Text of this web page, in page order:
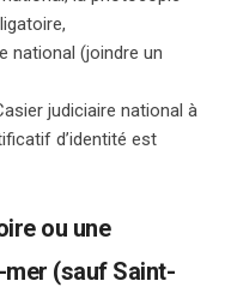
national (joindre un
judiciaire national à
d’identité est
ou une
(sauf Saint-